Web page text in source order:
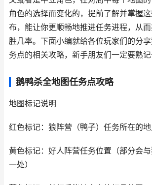
角色的选择而变化的，提前了解并掌握
布，能让你更顺畅地推进任务进程，从
胜几率。下面小编就给各位玩家们的分
务点的相关攻略，新手朋友们一定要熟
鹅鸭杀全地图任务点攻略
地图标记说明​
红色标记：狼阵营（鸭子）任务所在的
黄色标记：好人阵营任务位置（部分会
一处）